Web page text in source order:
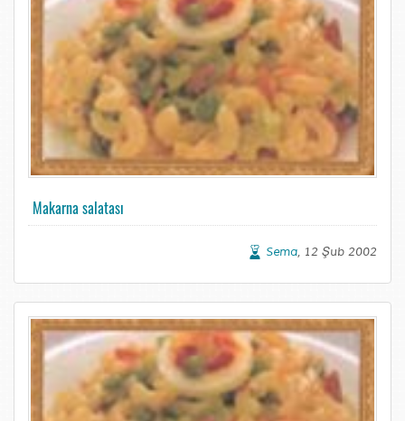
Makarna salatası
Sema, 12 Şub 2002